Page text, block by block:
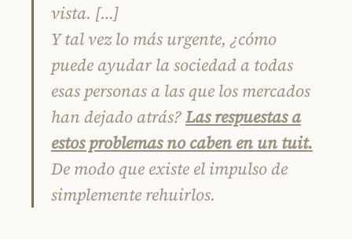
vista. […]
Y tal vez lo más urgente, ¿cómo
puede ayudar la sociedad a todas
esas personas a las que los mercados
han dejado atrás?Las respuestas a
estos problemas no caben en un tuit.
De modo que existe el impulso de
simplemente rehuirlos.